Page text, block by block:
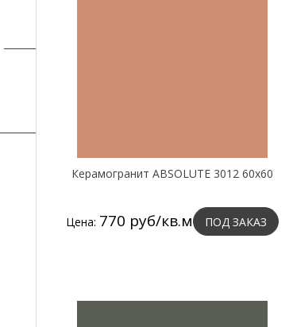
Керамогранит ABSOLUTE 3012 60х60
Цена: 770 руб/кв.м ПОД ЗАКАЗ